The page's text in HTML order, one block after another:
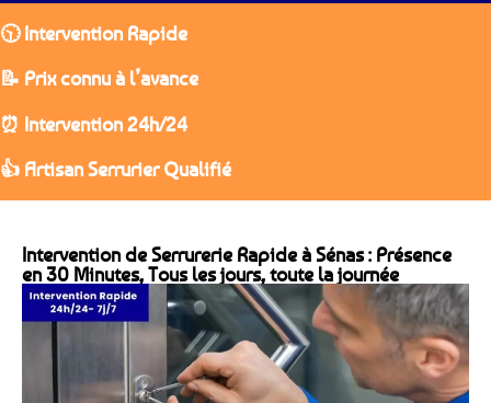
🕥 Intervention Rapide
📝 Prix connu à l’avance
⏰ Intervention 24h/24
👍 Artisan Serrurier Qualifié
Intervention de Serrurerie Rapide à Sénas : Présence
en 30 Minutes, Tous les jours, toute la journée